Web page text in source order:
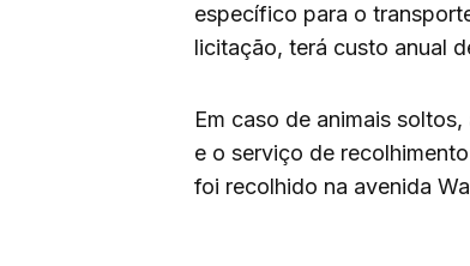
específico para o
licitação, terá custo anual
Em caso de animais
e o serviço de
foi recolhido na avenida